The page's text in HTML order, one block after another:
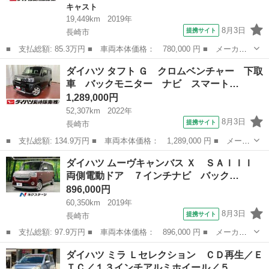
キャスト
19,449km
2019年
長崎市
提携サイト 8月3日
■ 支払総額: 85.3万円 ■ 車両本体価格： 780,000 円 ■ メーカー
名： ダイハツ ■ 車種名： キャスト ■ グレード名： スタイル
Ｘ リミテッド ＳＡＩＩＩ 下取車 衝突被害軽減システム ナ
ビ ＴＶ バッ...
長崎 長崎市 キャスト
ダイハツ タフト Ｇ クロムベンチャー 下取
車 バックモニター ナビ スマート…
1,289,000円
52,307km
2022年
長崎市
提携サイト 8月3日
■ 支払総額: 134.9万円 ■ 車両本体価格： 1,289,000 円 ■ メーカ
ー名： ダイハツ ■ 車種名： タフト ■ グレード名： Ｇ クロ
ムベンチャー 下取車 バックモニター ナビ スマートキー アイ
ドリング...
長崎 長崎市 ダイハツ
ダイハツ ムーヴキャンバス Ｘ ＳＡＩＩＩ
両側電動ドア ７インチナビ バック…
896,000円
60,350km
2019年
長崎市
提携サイト 8月3日
■ 支払総額: 97.9万円 ■ 車両本体価格： 896,000 円 ■ メーカー
名： ダイハツ ■ 車種名： ムーヴキャンバス ■ グレード名：
Ｘ ＳＡＩＩＩ 両側電動ドア ７インチナビ バックカメラ 衝突
長崎 長崎市 ダイハツ
ダイハツ ミラ Ｌセレクション ＣＤ再生／Ｅ